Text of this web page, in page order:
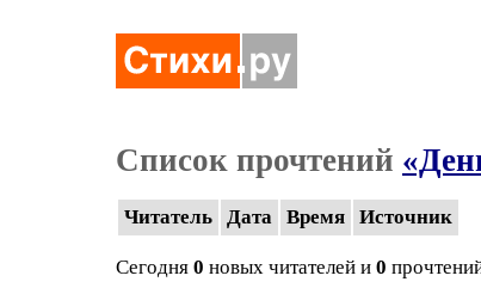
Список прочтений
Читатель Дата Время Источник
Сегодня 0 новых читателей и 0